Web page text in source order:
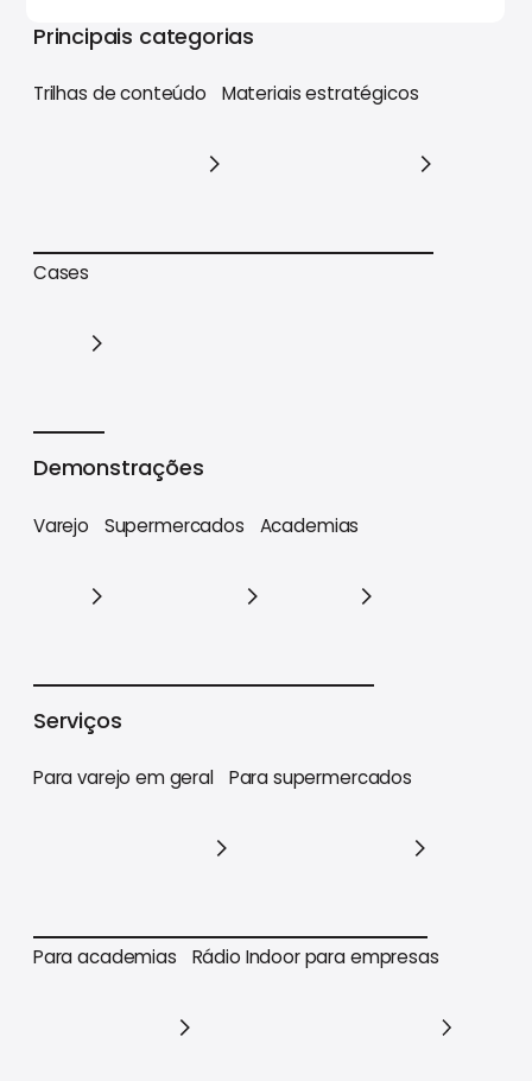
Principais categorias
Trilhas de conteúdo
Trilhas de conteúdo
Materiais estratégicos
Cases
Demonstrações
Varejo Supermercados Academias
Serviços
Para varejo em geral
Para varejo em geral
Para supermercados
Para supermercados
Para academias Rádio Indoor para empresas